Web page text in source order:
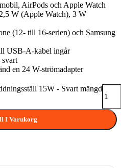
AirPods och Apple Watch
W (Apple Watch), 3 W
(12- till 16-serien) och Samsung
USB-A-kabel ingår
en 24 W-strömadapter
15W - Svart mängd
I Varukorg